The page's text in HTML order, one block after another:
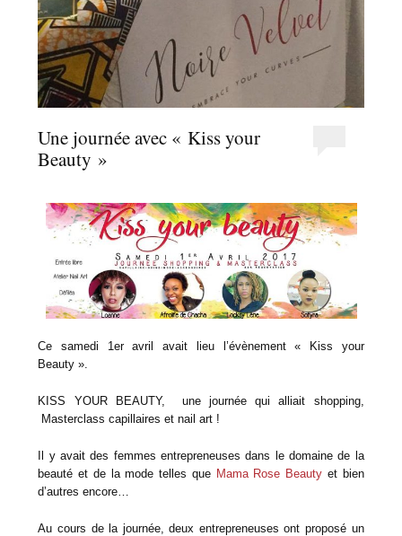
Une journée avec « Kiss your
Beauty »
Ce samedi 1er avril avait lieu l’évènement « Kiss your
Beauty ».
KISS YOUR BEAUTY, une journée qui alliait shopping,
Masterclass capillaires et nail art !
Il y avait des femmes entrepreneuses dans le domaine de la
beauté et de la mode telles que Mama Rose Beauty et bien
d’autres encore…
Au cours de la journée, deux entrepreneuses ont proposé un